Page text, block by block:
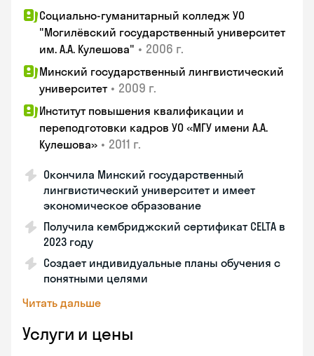
Социально-гуманитарный колледж УО
"Могилёвский государственный университет
им. А.А. Кулешова" • 2006 г.
Минский государственный лингвистический
университет • 2009 г.
Институт повышения квалификации и
переподготовки кадров УО «МГУ имени А.А.
Кулешова» • 2011 г.
Окончила Минский государственный
лингвистический университет и имеет
экономическое образование
Получила кембриджский сертификат CELTA в
2023 году
Создает индивидуальные планы обучения с
понятными целями
Читать дальше
Услуги и цены